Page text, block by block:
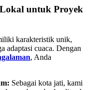
untuk Proyek
karakteristik unik,
adaptasi cuaca. Dengan
, Anda
Sebagai kota jati, kami